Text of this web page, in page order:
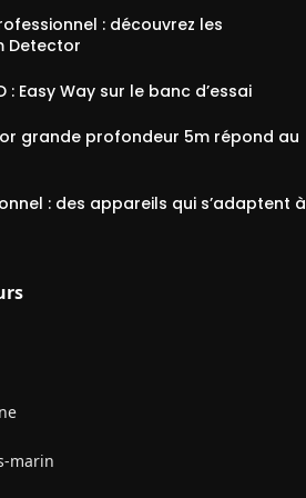
: découvrez les
Detector
Easy Way sur le banc d’essai
grande profondeur 5m répond au
: des appareils qui s’adaptent à
marin